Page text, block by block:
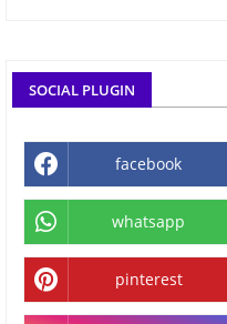
SOCIAL PLUGIN
facebook
whatsapp
pinterest